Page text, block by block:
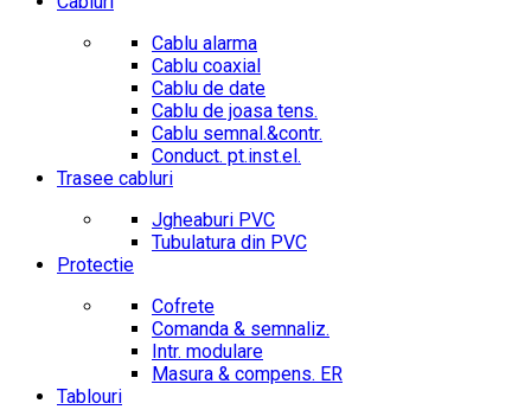
Cablu alarma
Cablu coaxial
Cablu de date
Cablu de joasa tens.
Cablu semnal.&contr.
Conduct. pt.inst.el.
Trasee cabluri
Jgheaburi PVC
Tubulatura din PVC
Protectie
Cofrete
Comanda & semnaliz.
Intr. modulare
Masura & compens. ER
Tablouri